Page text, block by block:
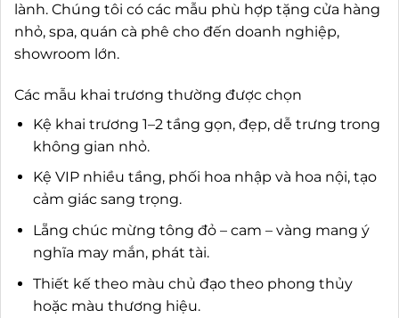
lành. Chúng tôi có các mẫu phù hợp tặng cửa hàng
nhỏ, spa, quán cà phê cho đến doanh nghiệp,
showroom lớn.
Các mẫu khai trương thường được chọn
Kệ khai trương 1–2 tầng gọn, đẹp, dễ trưng trong
không gian nhỏ.
Kệ VIP nhiều tầng, phối hoa nhập và hoa nội, tạo
cảm giác sang trọng.
Lẵng chúc mừng tông đỏ – cam – vàng mang ý
nghĩa may mắn, phát tài.
Thiết kế theo màu chủ đạo theo phong thủy
hoặc màu thương hiệu.